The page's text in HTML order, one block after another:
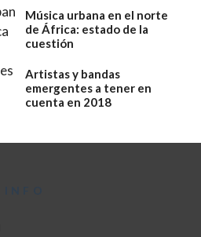
Música urbana en el norte
de África: estado de la
cuestión
Artistas y bandas
emergentes a tener en
cuenta en 2018